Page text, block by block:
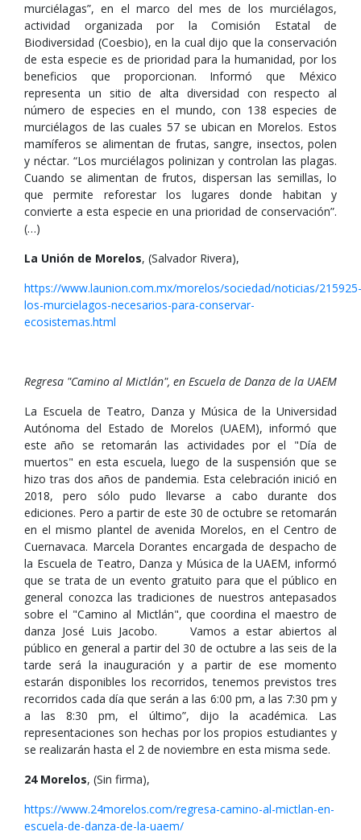
murciélagas”, en el marco del mes de los murciélagos,
actividad organizada por la Comisión Estatal de
Biodiversidad (Coesbio), en la cual dijo que la conservación
de esta especie es de prioridad para la humanidad, por los
beneficios que proporcionan. Informó que México
representa un sitio de alta diversidad con respecto al
número de especies en el mundo, con 138 especies de
murciélagos de las cuales 57 se ubican en Morelos. Estos
mamíferos se alimentan de frutas, sangre, insectos, polen
y néctar. “Los murciélagos polinizan y controlan las plagas.
Cuando se alimentan de frutos, dispersan las semillas, lo
que permite reforestar los lugares donde habitan y
convierte a esta especie en una prioridad de conservación”.
(…)
La Unión de Morelos, (Salvador Rivera),
https://www.launion.com.mx/morelos/sociedad/noticias/215925-
los-murcielagos-necesarios-para-conservar-
ecosistemas.html
Regresa "Camino al Mictlán", en Escuela de Danza de la UAEM
La Escuela de Teatro, Danza y Música de la Universidad
Autónoma del Estado de Morelos (UAEM), informó que
este año se retomarán las actividades por el "Día de
muertos" en esta escuela, luego de la suspensión que se
hizo tras dos años de pandemia. Esta celebración inició en
2018, pero sólo pudo llevarse a cabo durante dos
ediciones. Pero a partir de este 30 de octubre se retomarán
en el mismo plantel de avenida Morelos, en el Centro de
Cuernavaca. Marcela Dorantes encargada de despacho de
la Escuela de Teatro, Danza y Música de la UAEM, informó
que se trata de un evento gratuito para que el público en
general conozca las tradiciones de nuestros antepasados
sobre el "Camino al Mictlán", que coordina el maestro de
danza José Luis Jacobo. Vamos a estar abiertos al
público en general a partir del 30 de octubre a las seis de la
tarde será la inauguración y a partir de ese momento
estarán disponibles los recorridos, tenemos previstos tres
recorridos cada día que serán a las 6:00 pm, a las 7:30 pm y
a las 8:30 pm, el último”, dijo la académica. Las
representaciones son hechas por los propios estudiantes y
se realizarán hasta el 2 de noviembre en esta misma sede.
24 Morelos, (Sin firma),
https://www.24morelos.com/regresa-camino-al-mictlan-en-
escuela-de-danza-de-la-uaem/